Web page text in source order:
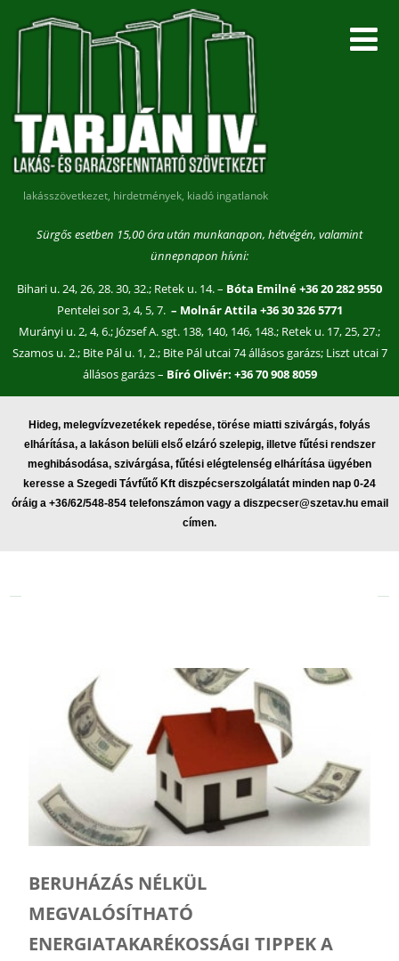
lakásszövetkezet, hirdetmények, kiadó ingatlanok
Sürgős esetben 15,00 óra után munkanapon, hétvégén, valamint
ünnepnapon hívni:
Bihari u. 24, 26, 28. 30, 32.; Retek u. 14. – Bóta Emilné +36 20 282 9550
Pentelei sor 3, 4, 5, 7. – Molnár Attila +36 30 326 5771
Murányi u. 2, 4, 6.; József A. sgt. 138, 140, 146, 148.; Retek u. 17, 25, 27.;
Szamos u. 2.; Bite Pál u. 1, 2.; Bite Pál utcai 74 állásos garázs; Liszt utcai 7
állásos garázs – Bíró Olivér: +36 70 908 8059
Hideg, melegvízvezetékek repedése, törése miatti szivárgás, folyás
elhárítása, a lakáson belüli első elzáró szelepig, illetve fűtési rendszer
meghibásodása, szivárgása, fűtési elégtelenség elhárítása ügyében
keresse a Szegedi Távfűtő Kft diszpécserszolgálatát minden nap 0-24
óráig a +36/62/548-854 telefonszámon vagy a diszpecser@szetav.huemail
címen.
BERUHÁZÁS NÉLKÜL
MEGVALÓSÍTHATÓ
ENERGIATAKARÉKOSSÁGI TIPPEK A